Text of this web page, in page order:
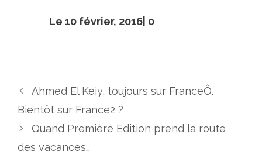
Le 10 février, 2016| 0
Ahmed El Keiy, toujours sur FranceÔ.
Bientôt sur France2 ?
Quand Première Edition prend la route
des vacances…